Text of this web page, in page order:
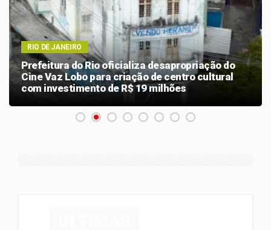
RIO DE JANEIRO
Prefeitura do Rio oficializa desapropriação do
Cine Vaz Lobo para criação de centro cultural
com investimento de R$ 19 milhões